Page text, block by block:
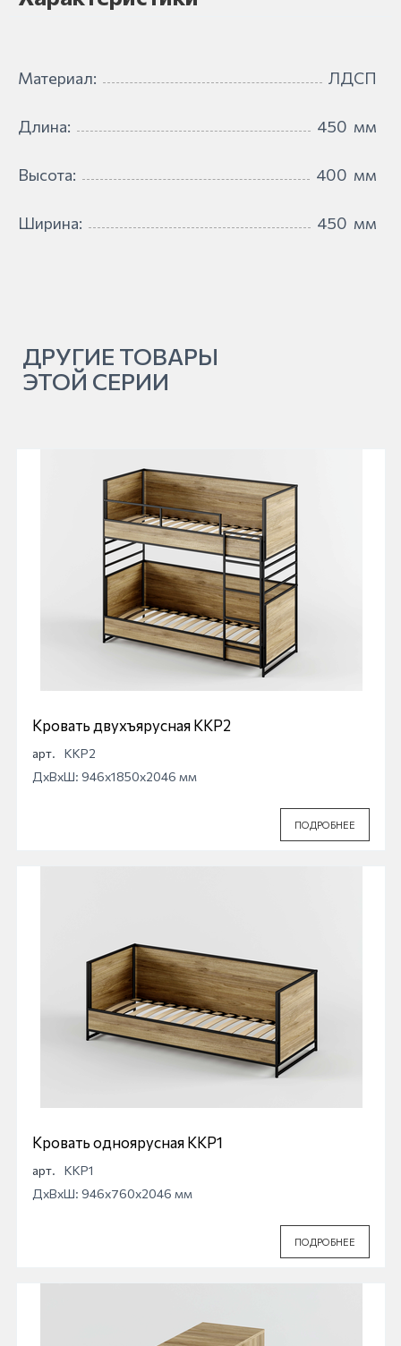
Материал: ЛДСП
Длина: 450 мм
Высота: 400 мм
Ширина: 450 мм
ДРУГИЕ ТОВАРЫ
ЭТОЙ СЕРИИ
Кровать двухъярусная ККР2
арт.
ККР2
ДхВхШ: 946x1850x2046 мм
ПОДРОБНЕЕ
Кровать одноярусная ККР1
арт.
ККР1
ДхВхШ: 946x760x2046 мм
ПОДРОБНЕЕ